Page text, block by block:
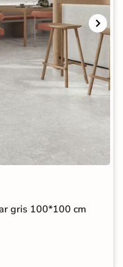
gris 100*100 cm